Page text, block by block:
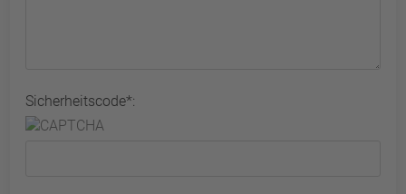
Sicherheitscode*: